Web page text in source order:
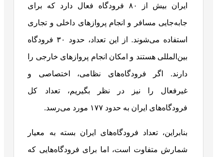
ایران بیش از ۸۰ فرودگاه فعال دارد که برای
جابه‌جایی مسافر و انجام پروازهای داخلی و تجاری
استفاده می‌شوند. از این تعداد، حدود ۳۰ فرودگاه
بین‌المللی هستند و امکان انجام پروازهای خارجی را
دارند. اگر فرودگاه‌های نظامی، اختصاصی و
غیرفعال را نیز در نظر بگیریم، تعداد کل
فرودگاه‌های ایران به حدود ۱۷۷ مورد می‌رسد.
بنابراین، تعداد فرودگاه‌های ایران بسته به معیار
شمارش متفاوت است، اما برای فرودگاه‌هایی که